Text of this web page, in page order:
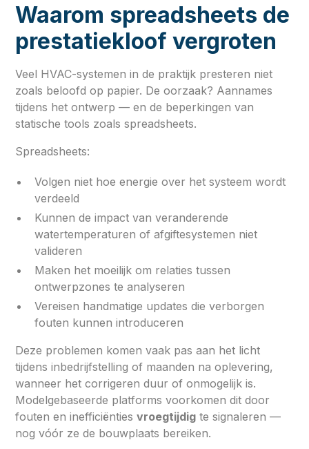
Waarom spreadsheets de
prestatiekloof vergroten
Veel HVAC-systemen in de praktijk presteren niet
zoals beloofd op papier. De oorzaak? Aannames
tijdens het ontwerp — en de beperkingen van
statische tools zoals spreadsheets.
Spreadsheets:
Volgen niet hoe energie over het systeem wordt
verdeeld
Kunnen de impact van veranderende
watertemperaturen of afgiftesystemen niet
valideren
Maken het moeilijk om relaties tussen
ontwerpzones te analyseren
Vereisen handmatige updates die verborgen
fouten kunnen introduceren
Deze problemen komen vaak pas aan het licht
tijdens inbedrijfstelling of maanden na oplevering,
wanneer het corrigeren duur of onmogelijk is.
Modelgebaseerde platforms voorkomen dit door
fouten en inefficiëntiesvroegtijdig te signaleren —
nog vóór ze de bouwplaats bereiken.